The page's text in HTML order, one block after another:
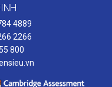
4889
2266
800